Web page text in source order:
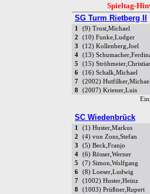
Spieltag-
SG Turm Rietberg II
1
(9) Trost,Michael
2 (10) Funke,Ludger
3 (12) Kollenberg,Joel
4 (13)
5 (15)
6 (16) Schalk,Michael
7 (2002)
8 (2007) Kriener,Luis
SC Wiedenbrück
1
(1) Huster,Markus
2 (4) von Zons,Stefan
3 (5) Beck,Franjo
4 (6) Rösser,Werner
5 (7) Simon,Wolfgang
6 (8) Loeser,Ludwig
7 (1002) Huster,Heinz
8 (1003) Prüßner,Rupert